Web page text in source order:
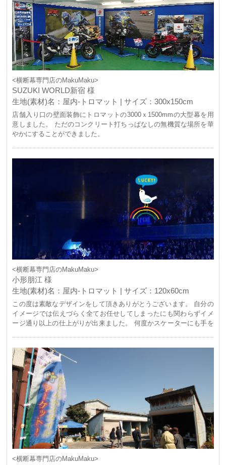
<横断幕専門店のMakuMaku>
SUZUKI WORLD新宿 様
生地(素材)名：屋内-トロマット | サイズ：300x150cm
店舗入り口の壁面装飾にトロマットの3000ｘ1500mmの大型幕を用
意しました。 ただのコンクリート打ちっぱなしの無機質な場所を華
やかにすることができました。
<横断幕専門店のMakuMaku>
小形朋江 様
生地(素材)名：屋内-トロマット | サイズ：120x60cm
この度は素敵なデザインをして頂きありがとうございます。 自分の
イメージでは伝えづらく全てお任せしてしまったにも関わらずイメ
ージ通り以上の仕上がりが出来ました。 何度かスケーターにも手を
よろしくお願い致します。 本当にありがとうございました。
<横断幕専門店のMakuMaku>